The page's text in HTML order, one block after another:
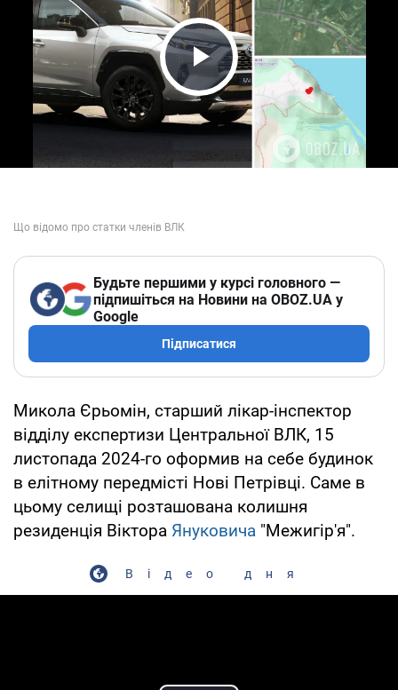
Play Video
Будьте першими у курсі головного —
підпишіться на Новини на OBOZ.UA у
Google
Підписатися
Микола Єрьомін, старший лікар-інспектор
відділу експертизи Центральної ВЛК, 15
листопада 2024-го оформив на себе будинок
в елітному передмісті Нові Петрівці. Саме в
цьому селищі розташована колишня
резиденція Віктора Януковича "Межигір'я".
Відео дня